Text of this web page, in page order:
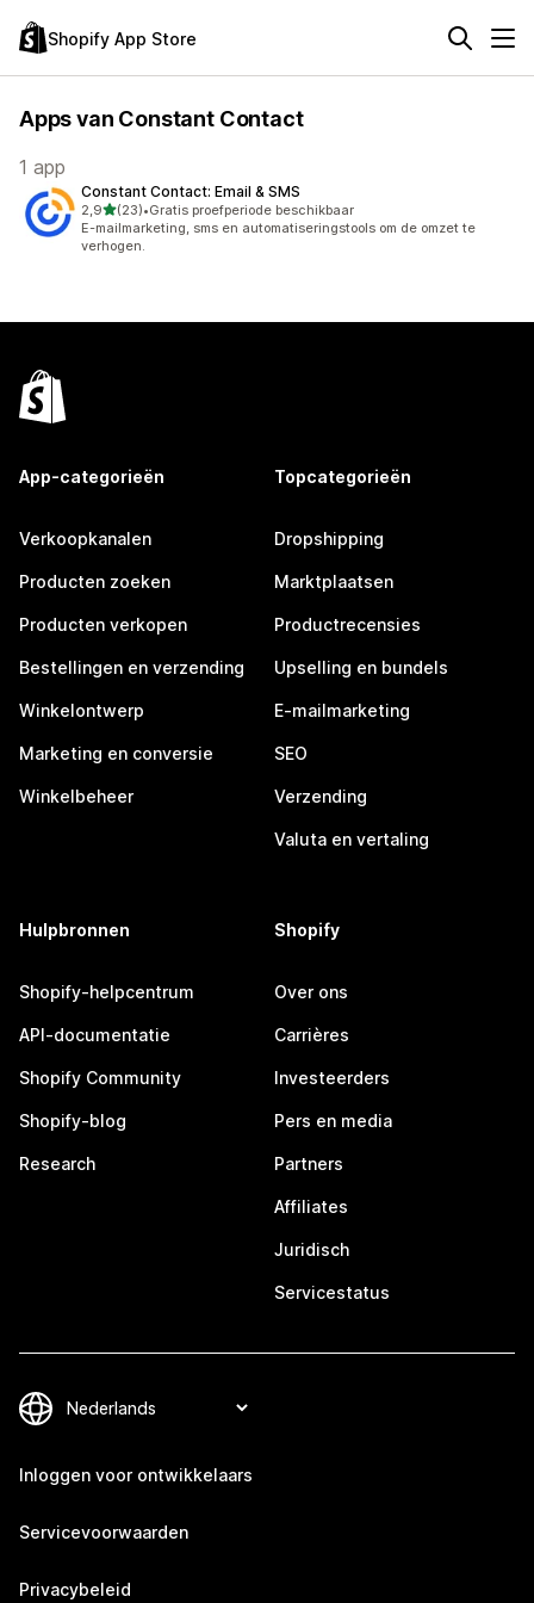
Shopify App Store
Apps van Constant Contact
1 app
Constant Contact: Email & SMS
2,9van 5 sterren
(23)
23 recensies in totaal
•Gratis proefperiode beschikbaar
E-mailmarketing, sms en automatiseringstools om de omzet te
verhogen.
App-categorieën
Verkoopkanalen
Producten zoeken
Producten verkopen
Bestellingen en verzending
Winkelontwerp
Marketing en conversie
Winkelbeheer
Topcategorieën
Dropshipping
Marktplaatsen
Productrecensies
Upselling en bundels
E-mailmarketing
SEO
Verzending
Valuta en vertaling
Hulpbronnen
Shopify-helpcentrum
API-documentatie
Shopify Community
Shopify-blog
Research
Shopify
Over ons
Carrières
Investeerders
Pers en media
Partners
Affiliates
Juridisch
Servicestatus
Inloggen voor ontwikkelaars
Servicevoorwaarden
Privacybeleid